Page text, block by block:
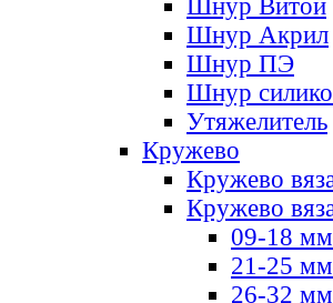
Шнур Витой
Шнур Акрил
Шнур ПЭ
Шнур
Утяжелитель
Кружево
Кружево
Кружево
09-18
21-25
26-32